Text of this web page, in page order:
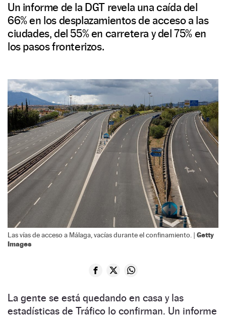
Un informe de la DGT revela una caída del
66% en los desplazamientos de acceso a las
ciudades, del 55% en carretera y del 75% en
los pasos fronterizos.
Las vías de acceso a Málaga, vacías durante el confinamiento. | Getty
Images
La gente se está quedando en casa y las
estadísticas de Tráfico lo confirman. Un informe